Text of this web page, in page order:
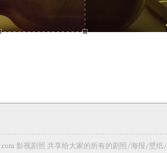
影视剧照 共享给大家的所有的剧照/海报/壁